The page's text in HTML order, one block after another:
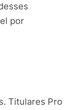
por
Titulares Pro